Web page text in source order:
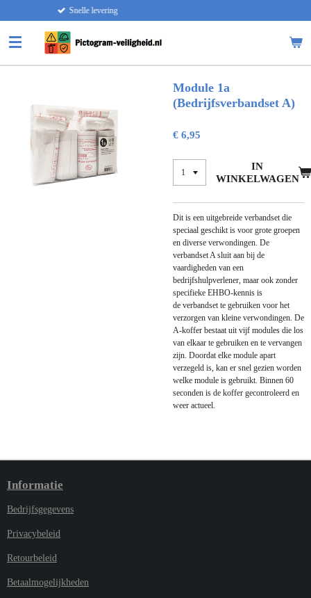
naar
de
hoofdinhoud
Module 1a
(Bedrijfsverbandset A)
€ 6,95
IN
WINKELWAGEN
Dit is een uitgebreide verbandset die
speciaal geschikt is voor grote groepen
en diverse verwondingen. De
verbandset A sluit aan bij de
vaardigheden van een
bedrijfshulpverlener, maar ook zonder
specifieke EHBO-kennis is
de verbandset te gebruiken voor het
verzorgen van kleine verwondingen. De
A-koffer bestaat uit vijf modules die los
van elkaar te gebruiken en te vervangen
zijn. Doordat elke module apart
verzegeld is, kan er snel gezien worden
welke module is gebruikt. Binnen 60
seconden is de koffer gecontroleerd en
weer actueel.
Informatie
Bedrijfsgegevens
Privacybeleid
Retourbeleid
Betaalmogelijkheden